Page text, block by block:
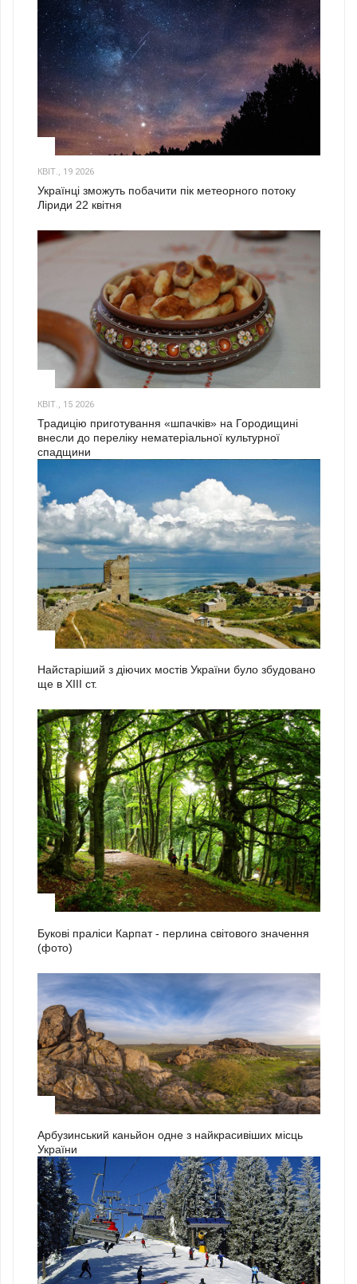
КВІТ., 19 2026
Українці зможуть побачити пік метеорного потоку
Ліриди 22 квітня
КВІТ., 15 2026
Традицію приготування «шпачків» на Городищині
внесли до переліку нематеріальної культурної
спадщини
Найстаріший з діючих мостів України було збудовано
ще в ХІІІ ст.
Букові праліси Карпат - перлина світового значення
(фото)
Арбузинський каньйон одне з найкрасивіших місць
України